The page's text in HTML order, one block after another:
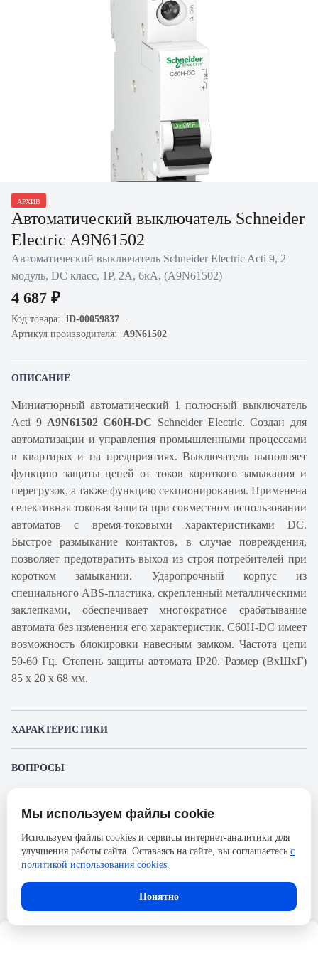
АРХИВ
Автоматический выключатель Schneider
Electric A9N61502
Автоматический выключатель Schneider Electric Acti 9, 2
модуль, DC класс, 1P, 2А, 6кА, (A9N61502)
4 687 ₽
Код товара: iD-00059837
Артикул производителя: A9N61502
ОПИСАНИЕ
Миниатюрный автоматический 1 полюсный выключатель
Acti 9 A9N61502 C60H-DC Schneider Electric. Создан для
автоматизации и управления промышленными процессами
в квартирах и на предприятиях. Выключатель выполняет
функцию защиты цепей от токов короткого замыкания и
перегрузок, а также функцию секционирования. Применена
селективная токовая защита при совместном использовании
автоматов с время-токовыми характеристиками DC.
Быстрое размыкание контактов, в случае повреждения,
позволяет предотвратить выход из строя потребителей при
коротком замыкании. Ударопрочный корпус из
специального ABS-пластика, скрепленный металлическими
заклепками, обеспечивает многократное срабатывание
автомата без изменения его характеристик. C60H-DC имеет
возможность блокировки навесным замком. Частота цепи
50-60 Гц. Степень защиты автомата IP20. Размер (ВхШхГ)
85 х 20 х 68 мм.
ХАРАКТЕРИСТИКИ
Производитель
Серия
Acti 9
Номинальный ток
Напряжение, В
250
Количество полюсов
ВОПРОСЫ
Пожалуйста, авторизуйтесь, чтобы иметь
возможность оставлять вопросы.
Представленные изображения и характеристики могут отличаться от реального
без предварительного уведомления. Компания АйДистрибьют не несёт
ответственности в случае не соответствия текущей модели товаров фотографиям,
размещённым в карточке товара.
Мы используем файлы cookie
Используем файлы cookies и сервисы интернет-аналитики для
улучшения работы сайта. Оставаясь на сайте, вы соглашаетесь с
политикой использования cookies.
Понятно